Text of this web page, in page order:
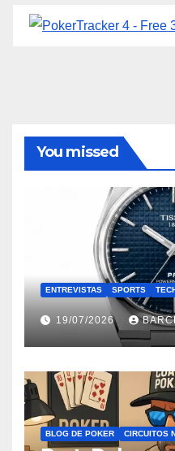
You missed
ENTREVISTAS SPORTS
19/07/2026
BLOG DE POKER CIRCUITOS